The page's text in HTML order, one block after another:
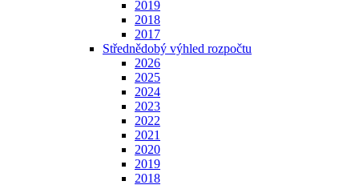
2019
2018
2017
Střednědobý výhled rozpočtu
2026
2025
2024
2023
2022
2021
2020
2019
2018